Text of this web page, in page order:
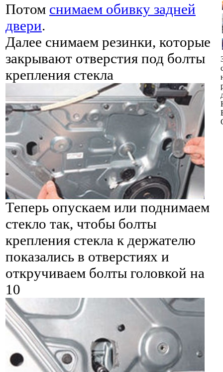
Потом снимаем обивку задней
двери.
Далее снимаем резинки, которые
закрывают отверстия под болты
крепления стекла
Теперь опускаем или поднимаем
стекло так, чтобы болты
крепления стекла к держателю
показались в отверстиях и
откручиваем болты головкой на
10